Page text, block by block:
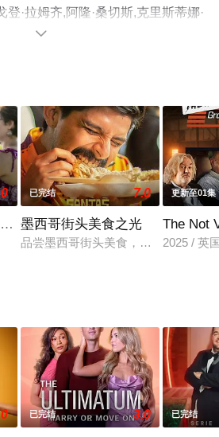
登·拉姆齐,阿隆·桑切斯,克里斯蒂娜·
美国综艺，大结局剧情已揭晓（已
移步至豆瓣综艺、电视猫或剧情

季
已完结 7.0
墨西哥街头美食之光
品尝墨西哥街头美食，开启风味探索
更新至01集
The Not
2025 / 英
已完结 3.0 已完结